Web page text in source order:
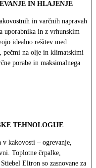
IN HLAJENJE
in varčnih napravah
uporabnika in z vrhunskim
idealno rešitev med
na olje in klimatskimi
porabe in maksimalnega
TEHNOLOGIJE
v kakovosti – ogrevanje,
Toplotne črpalke,
Eltron so zasnovane za